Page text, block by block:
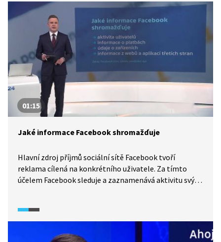
českých vlád k varování vědců před extrémními výkyvy
počasí a neschopnost brát vědecká zjištění jako
podklady k nutným opatřením, která by eliminovala
jejich dopady.
01:15
Jaké informace Facebook shromažďuje
Hlavní zdroj příjmů sociální sítě Facebook tvoří
reklama cílená na konkrétního uživatele. Za tímto
účelem Facebook sleduje a zaznamenává aktivitu svých
a IP adresách i aktivitách uživatelů na webech třetích
stran. To vše na základě souhlasu, který Facebooku
uživatelé sami udělili při zakládání účtu na této